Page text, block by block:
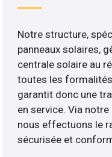
Notre structure,
panneaux solaires,
centrale solaire au
toutes les
garantit donc une
en service. Via
nous effectuons le
sécurisée et